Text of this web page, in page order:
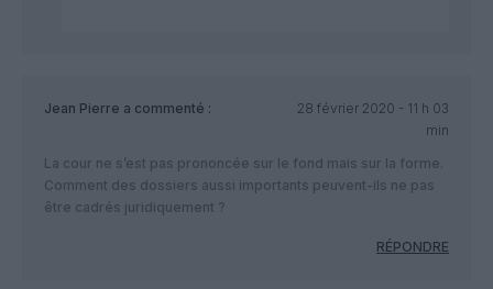
Jean Pierre a commenté :
28 février 2020 - 11 h 03
min
La cour ne s’est pas prononcée sur le fond mais sur la forme.
Comment des dossiers aussi importants peuvent-ils ne pas
être cadrés juridiquement ?
RÉPONDRE